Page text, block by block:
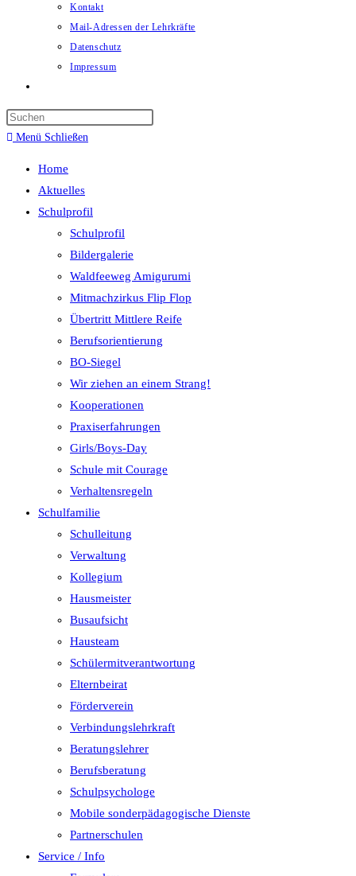
Kontakt
Mail-Adressen der Lehrkräfte
Datenschutz
Impressum
umschalten
Menü Schließen
Home
Aktuelles
Schulprofil
Schulprofil
Bildergalerie
Waldfeeweg Amigurumi
Mitmachzirkus Flip Flop
Übertritt Mittlere Reife
Berufsorientierung
BO-Siegel
Wir ziehen an einem Strang!
Kooperationen
Praxiserfahrungen
Girls/Boys-Day
Schule mit Courage
Verhaltensregeln
Schulfamilie
Schulleitung
Verwaltung
Kollegium
Hausmeister
Busaufsicht
Hausteam
Schülermitverantwortung
Elternbeirat
Förderverein
Verbindungslehrkraft
Beratungslehrer
Berufsberatung
Schulpsychologe
Mobile sonderpädagogische Dienste
Partnerschulen
Service / Info